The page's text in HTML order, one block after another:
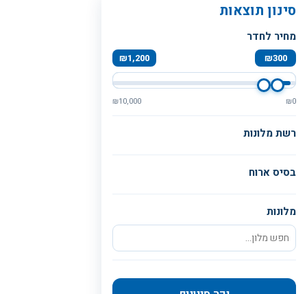
סינון תוצאות
מחיר לחדר
₪300
₪1,200
₪0
₪10,000
רשת מלונות
בסיס ארוח
מלונות